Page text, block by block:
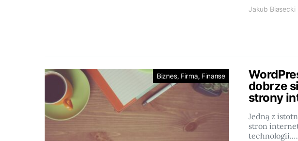
Jakub Biasecki
Biznes, Firma, Finanse
dobrze
strony
Jedną z
stron
technologii.…